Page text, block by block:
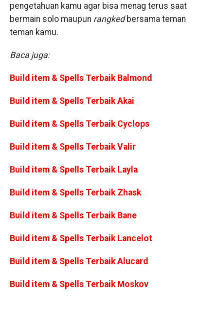
pengetahuan kamu agar bisa menag terus saat
bermain solo maupun rangkedbersama teman
teman kamu.
Baca juga:
Build item & Spells Terbaik Balmond
Build item & Spells Terbaik Akai
Build item & Spells Terbaik Cyclops
Build item & Spells Terbaik Valir
Build item & Spells Terbaik Layla
Build item & Spells Terbaik Zhask
Build item & Spells Terbaik Bane
Build item & Spells Terbaik Lancelot
Build item & Spells Terbaik Alucard
Build item & Spells Terbaik Moskov